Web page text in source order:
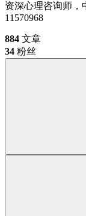
资深心理咨询师，
11570968
884 文章
34 粉丝